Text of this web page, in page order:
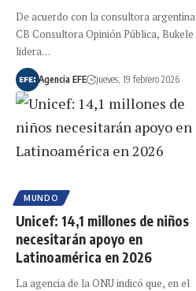
De acuerdo con la consultora argentina
CB Consultora Opinión Pública, Bukele
lidera…
Agencia EFE jueves, 19 febrero 2026
MUNDO
Unicef: 14,1 millones de niños
necesitarán apoyo en
Latinoamérica en 2026
La agencia de la ONU indicó que, en el